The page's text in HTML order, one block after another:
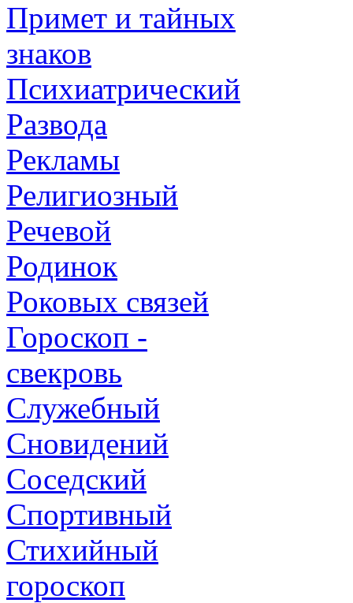
Примет и тайных
знаков
Психиатрический
Развода
Рекламы
Религиозный
Речевой
Родинок
Роковых связей
Гороскоп -
свекровь
Служебный
Сновидений
Соседский
Спортивный
Стихийный
гороскоп